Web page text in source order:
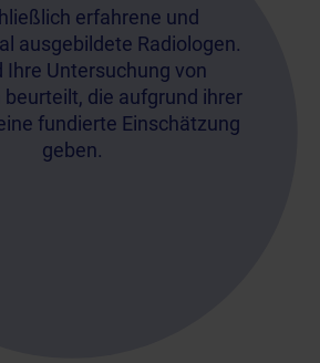
erfahrene und
ausgebildete Radiologen.
Ihre Untersuchung von
beurteilt, die aufgrund ihrer
fundierte Einschätzung
geben.